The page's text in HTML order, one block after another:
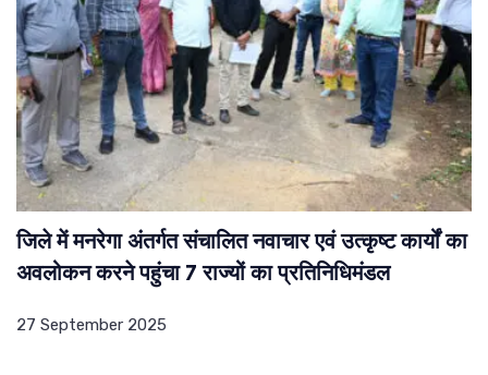
जिले में मनरेगा अंतर्गत संचालित नवाचार एवं उत्कृष्ट कार्यों का
अवलोकन करने पहुंचा 7 राज्यों का प्रतिनिधिमंडल
27 September 2025